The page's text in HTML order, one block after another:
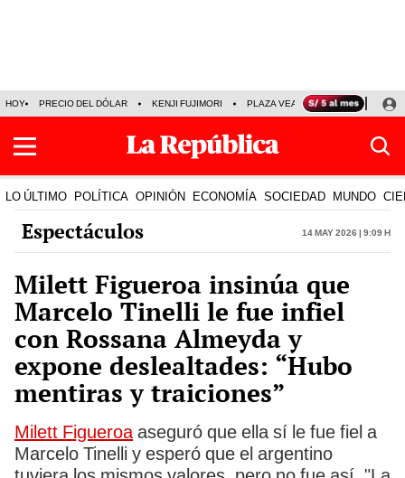
HOY PRECIO DEL DÓLAR KENJI FUJIMORI PLAZA VEA FERIADOS
LO ÚLTIMO POLÍTICA OPINIÓN ECONOMÍA SOCIEDAD MUNDO
Espectáculos 14 May 2026 | 9:09 h
Milett Figueroa insinúa que
Marcelo Tinelli le fue infiel
con Rossana Almeyda y
expone deslealtades: “Hubo
mentiras y traiciones”
Milett Figueroaaseguró que ella sí le fue fiel a
Marcelo Tinelli y esperó que el argentino